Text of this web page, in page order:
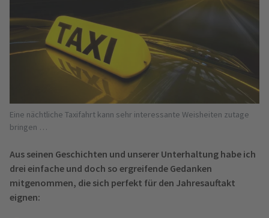
Eine nächtliche Taxifahrt kann sehr interessante Weisheiten zutage
bringen …
Aus seinen Geschichten und unserer Unterhaltung habe ich
drei einfache und doch so ergreifende Gedanken
mitgenommen, die sich perfekt für den Jahresauftakt
eignen: